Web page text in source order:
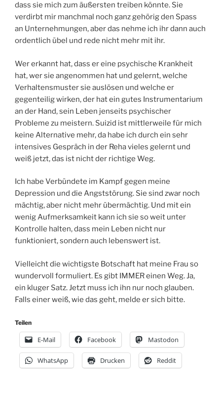
dass sie mich zum äußersten treiben könnte. Sie
verdirbt mir manchmal noch ganz gehörig den Spass
an Unternehmungen, aber das nehme ich ihr dann auch
ordentlich übel und rede nicht mehr mit ihr.
Wer erkannt hat, dass er eine psychische Krankheit
hat, wer sie angenommen hat und gelernt, welche
Verhaltensmuster sie auslösen und welche er
gegenteilig wirken, der hat ein gutes Instrumentarium
an der Hand, sein Leben jenseits psychischer
Probleme zu meistern. Suizid ist mittlerweile für mich
keine Alternative mehr, da habe ich durch ein sehr
intensives Gespräch in der Reha vieles gelernt und
weiß jetzt, das ist nicht der richtige Weg.
Ich habe Verbündete im Kampf gegen meine
Depression und die Angststörung. Sie sind zwar noch
mächtig, aber nicht mehr übermächtig. Und mit ein
wenig Aufmerksamkeit kann ich sie so weit unter
Kontrolle halten, dass mein Leben nicht nur
funktioniert, sondern auch lebenswert ist.
Vielleicht die wichtigste Botschaft hat meine Frau so
wundervoll formuliert. Es gibt IMMER einen Weg. Ja,
ein kluger Satz. Jetzt muss ich ihn nur noch glauben.
Falls einer weiß, wie das geht, melde er sich bitte.
Teilen
E-Mail Facebook Mastodon
WhatsApp Drucken Reddit